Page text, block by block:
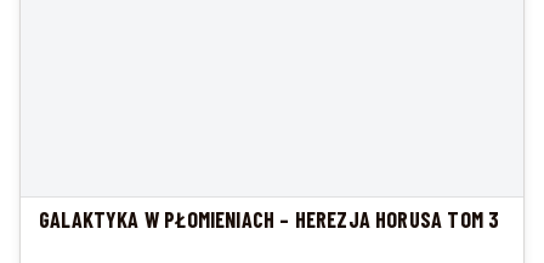
GALAKTYKA W PŁOMIENIACH – HEREZJA HORUSA TOM 3